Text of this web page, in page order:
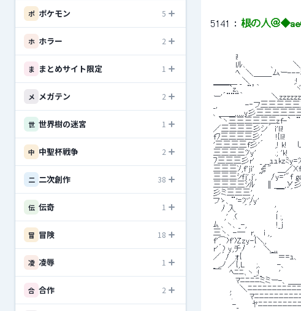
ポ ポケモン 5
ホ ホラー 2
ま まとめサイト限定 1
メ メガテン 2
世 世界樹の迷宮 1
中 中聖杯戦争 2
二 二次創作 38
伝 伝奇 1
冒 冒険 18
凌 凌辱 1
合 合作 2
5141 ： 根の人＠
i!　　　　　　　　　　　
lﾙ､　　　　 、　　　＼
ﾍ　＼＿＿_ムー---ﾐy
＿＿＿ _＼　　　　　　　　;!
￣￣`z、　¨’｀　　　　　　
ー'´¨¨¨｀　　　　　＼
_,　　　　　-‐フ三三三三
、＿＿,,,,,y彡三三三三三
`ヽ三三三三三三zf-`　¨¨`
／三三三三彡シ´ i'li!　　　
fﾌ三三三三彡'　　 !{li!　　　
'三三三三f彡'´　　,! k!　　
三三三三ﾂy'　　　 .; 'k!　
ﾌ三三三彡r'　_ __ｭｭkzﾐ
三三三ｿ,f'ji'　ξ"　＿／Xf'
三三三ｼfj',j', ~　 /y='"f
三三三三ｼﾙ　　∥＿_,У彡'
彡ミ三三三',　　　　￣　´　
フゝ、¨'=ﾂ'ｿy'　　　　　　　
ﾉ 入　 ´´　　　　',　　　　
,'　.(　　　　　　　l :,　　
ﾑ 、ヽ、_-,　　 　 　 !_j　　
三ヽ、-―　r,　 i ,　　　　　
f'⌒)f')Zzy-{＼, ´　　　　
r'´) y,チﾉ　 '　 ＼_,, 　　　
／´/　ｫ{　　　　　￣＝=ｭ、
_ ,ノ ／{,L　　;、　　 -、
￣　 ﾍﾆﾆ､ヽ_;!_　　　'　　
ﾏﾆﾆﾆﾆミミー-、＿＿,_
,　 ＼ﾆﾆﾆﾆﾆﾆﾆﾆﾆﾆﾆﾆzz-.
'.　　　ﾏﾆﾆﾆﾆﾆﾆﾆﾆﾆﾆﾆ
-_　　 ﾔﾆﾆﾆﾆﾆﾆﾆﾆﾆﾆ